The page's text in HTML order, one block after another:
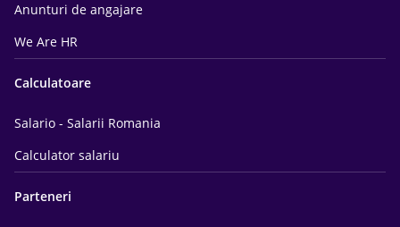
Anunturi de angajare
We Are HR
Calculatoare
Salario - Salarii Romania
Calculator salariu
Parteneri